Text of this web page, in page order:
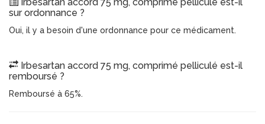
Irbesartan accord 75 mg, comprimé pelliculé est-il
sur ordonnance ?
Oui, il y a besoin d'une ordonnance pour ce médicament.
Irbesartan accord 75 mg, comprimé pelliculé est-il
remboursé ?
Remboursé à 65%.